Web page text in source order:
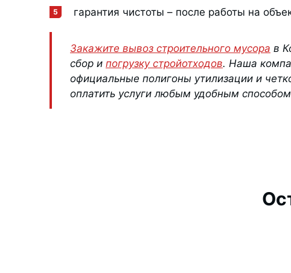
гарантия чистоты – после работы на
Закажите вывоз строительного мусора в
сбор и погрузку стройотходов. Наша
официальные полигоны утилизации и
оплатить услуги любым удобным